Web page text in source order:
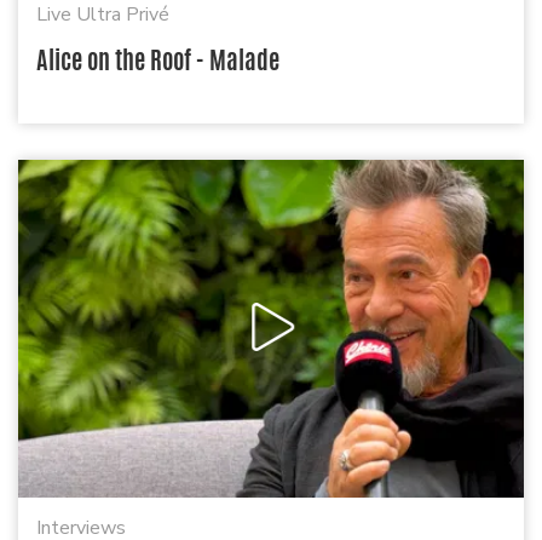
Live Ultra Privé
Alice on the Roof - Malade
Interviews